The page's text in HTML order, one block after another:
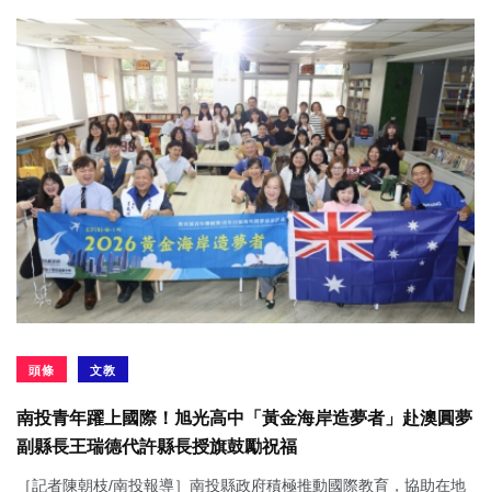
頭條 文教
南投青年躍上國際！旭光高中「黃金海岸造夢者」赴澳圓夢
副縣長王瑞德代許縣長授旗鼓勵祝福
［記者陳朝枝/南投報導］南投縣政府積極推動國際教育，協助在地